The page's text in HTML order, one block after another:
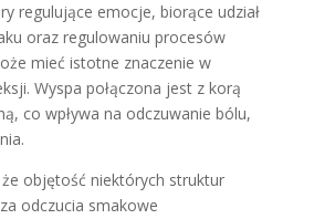
regulujące emocje, biorące udział
oraz regulowaniu procesów
mieć istotne znaczenie w
Wyspa połączona jest z korą
co wpływa na odczuwanie bólu,
objętość niektórych struktur
odczucia smakowe